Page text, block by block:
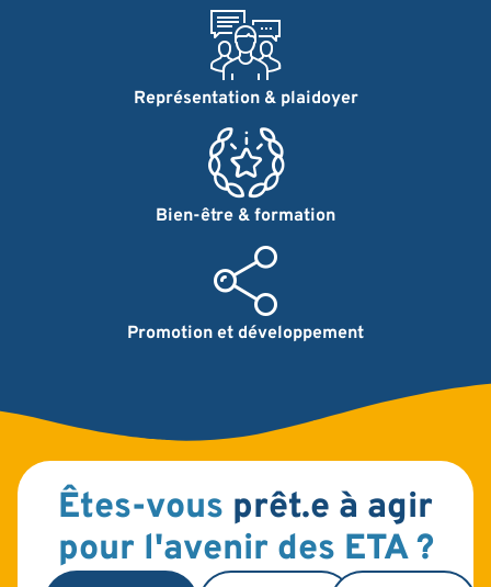
Représentation & plaidoyer
Bien-être & formation
Promotion et développement
Êtes-vous prêt.e à agir
pour l'avenir des ETA ?